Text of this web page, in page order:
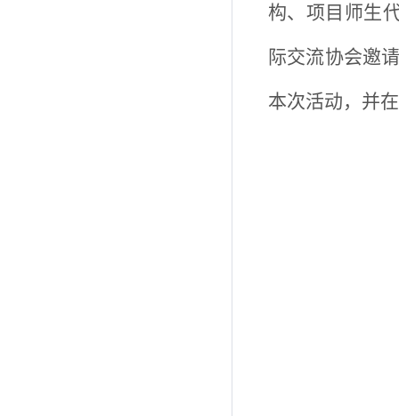
构、项目师生
际交流协会邀
本次活动，并